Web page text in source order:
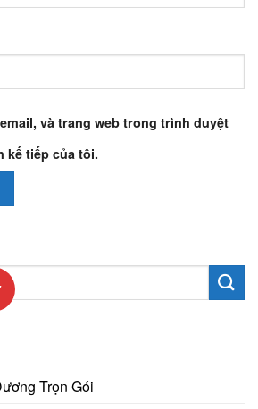
và trang web trong trình duyệt
kế tiếp của tôi.
Trọn Gói